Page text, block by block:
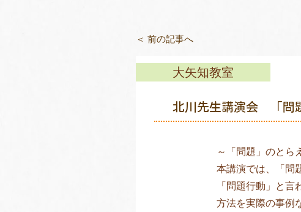
＜ 前の記事へ
大矢知教室
北川先生講演会 「問
～「問題」のとら
本講演では、「問
「問題行動」と
方法を実際の事例